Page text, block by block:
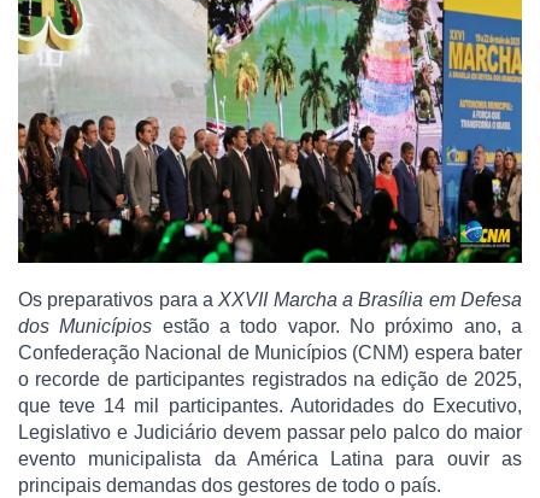
Os preparativos para aXXVII Marcha a Brasília em Defesa
dos Municípios estão a todo vapor. No próximo ano, a
Confederação Nacional de Municípios (CNM) espera bater
o recorde de participantes registrados na edição de 2025,
que teve 14 mil participantes. Autoridades do Executivo,
Legislativo e Judiciário devem passar pelo palco do maior
evento municipalista da América Latina para ouvir as
principais demandas dos gestores de todo o país.